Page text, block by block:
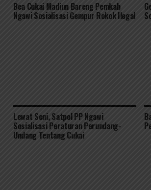
Bea Cukai Madiun Bareng Pemkab
Ngawi Sosialisasi Gempur Rokok Ilegal
Lewat Seni, Satpol PP Ngawi
Sosialisasi Peraturan Perundang-
Undang Tentang Cukai